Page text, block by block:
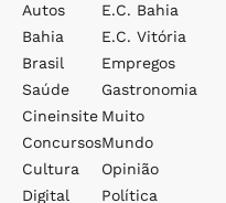
Autos
Bahia
Brasil
Saúde
Cineinsite
Concursos
Cultura
Digital
E.c. Bahia
E.c. Vitória
Empregos
Gastronomia
Muito
Mundo
Opinião
Política